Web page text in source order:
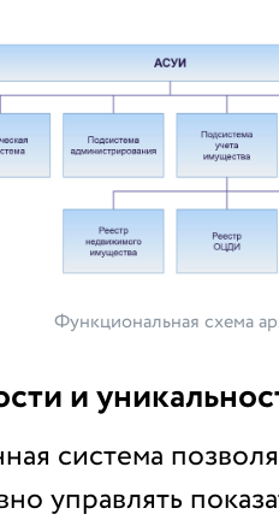
Функциональная схема
и
система
управлять